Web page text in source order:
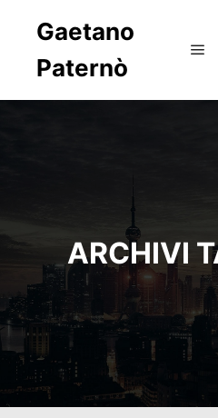
Gaetano
Paternò
ARCHIVI